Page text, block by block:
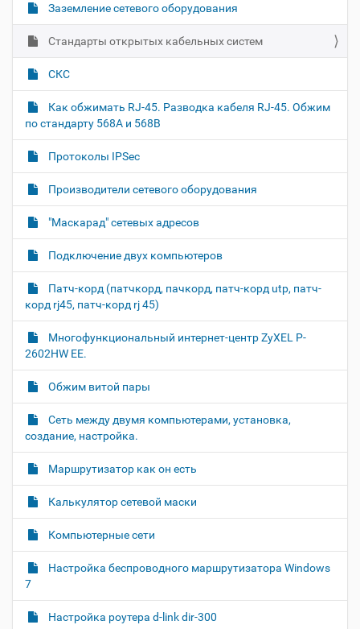
о
г
ц
и
я
Заземление сетевого оборудования
Стандарты открытых кабельных систем
СКС
Как обжимать RJ-45. Разводка кабеля RJ-45. Обжим
по стандарту 568A и 568B
Протоколы IPSec
Производители сетевого оборудования
"Маскарад" сетевых адресов
Подключение двух компьютеров
Патч-корд (патчкорд, пачкорд, патч-корд utp, патч-
корд rj45, патч-корд rj 45)
Многофункциональный интернет-центр ZyXEL P-
2602HW EE.
Обжим витой пары
Cеть между двумя компьютерами, установка,
создание, настройка.
Маршрутизатор как он есть
Калькулятор сетевой маски
Компьютерные сети
Настройка беспроводного маршрутизатора Windows
7
Настройка роутера d-link dir-300